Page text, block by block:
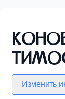
Изменить